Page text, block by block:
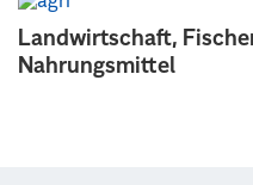
Landwirtschaft,
Nahrungsmittel